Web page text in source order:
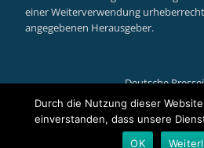
einer Weiterverwendung
angegebenen Herausgeber.
Deutsche
Secondary
Llorix One Litepowered
Durch die Nutzung dieser
einverstanden, dass unsere
OK